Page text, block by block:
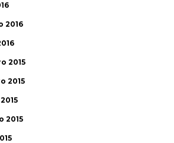
2016
2015
2015
2015